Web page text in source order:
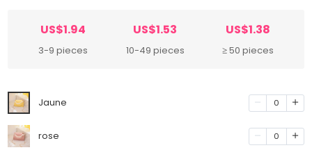
US$1.94
3-9 pieces
US$1.53
10-49 pieces
US$1.38
≥ 50 pieces
Jaune 0
rose 0